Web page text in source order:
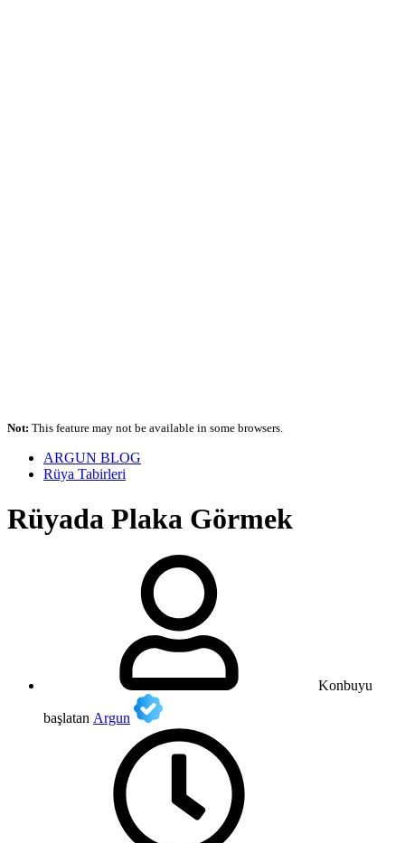
Not: This feature may not be available in some browsers.
ARGUN BLOG
Rüya Tabirleri
Rüyada Plaka Görmek
Konbuyu
başlatan Argun